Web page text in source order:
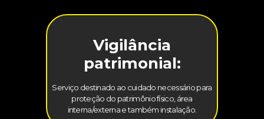
Vigilância
patrimonial:
Serviço destinado ao cuidado necessário para
proteção do patrimônio físico, área
interna/externa e também instalação.